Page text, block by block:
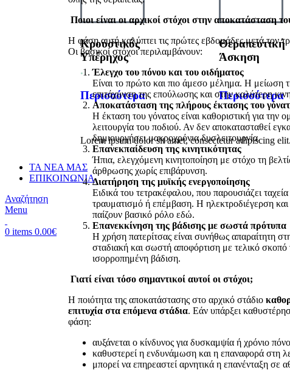
Κρουστικός
Υπέρηχος
.
Περισσότερα
Θεραπευτική
Άσκηση
.
Περισσότερα
Lorem ipsum dolor sit amet, consectetur adipiscing
ΤΑ ΝΕΑ ΜΑΣ
ΕΠΙΚΟΙΝΩΝΙΑ
Αναζήτηση
Menu
0 items 0.00€
Ποιοι είναι οι αρχικοί στόχοι στην αποκατάσταση
Η φάση αυτή καλύπτει τις πρώτες εβδομάδες μετά τον
Οι βασικοί στόχοι περιλαμβάνουν:
Έλεγχο του πόνου και του οιδήματος
Είναι το πρώτο και πιο άμεσο μέλημα. Η μείωση
επιτάχυνση της επούλωσης και στην καλύτερη
Αποκατάσταση της πλήρους έκτασης του
Η έκταση του γόνατος είναι καθοριστική για την
λειτουργία του ποδιού. Αν δεν αποκατασταθεί
δημιουργήσει μακροχρόνια δυσλειτουργία.
Επανεκπαίδευση της κινητικότητας
Ήπια, ελεγχόμενη κινητοποίηση με στόχο τη
άρθρωσης χωρίς επιβάρυνση.
Διατήρηση της μυϊκής ενεργοποίησης
Ειδικά του τετρακέφαλου, που παρουσιάζει
τραυματισμό ή επέμβαση. Η ηλεκτροδιέγερση και
παίζουν βασικό ρόλο εδώ.
Επανεκκίνηση της βάδισης με σωστά πρότυπα
Η χρήση πατερίτσας είναι συνήθως απαραίτητη
σταδιακή και σωστή αποφόρτιση με τελικό σκοπό
ισορροπημένη βάδιση.
Γιατί είναι τόσο σημαντικοί αυτοί οι στόχοι;
Η ποιότητα της αποκατάστασης στο αρχικό στάδιο
επιτυχία στα επόμενα στάδια. Εάν υπάρξει
φάση:
αυξάνεται ο κίνδυνος για δυσκαμψία ή χρόνιο
καθυστερεί η ενδυνάμωση και η επαναφορά στη
μπορεί να επηρεαστεί αρνητικά η επανένταξη σε